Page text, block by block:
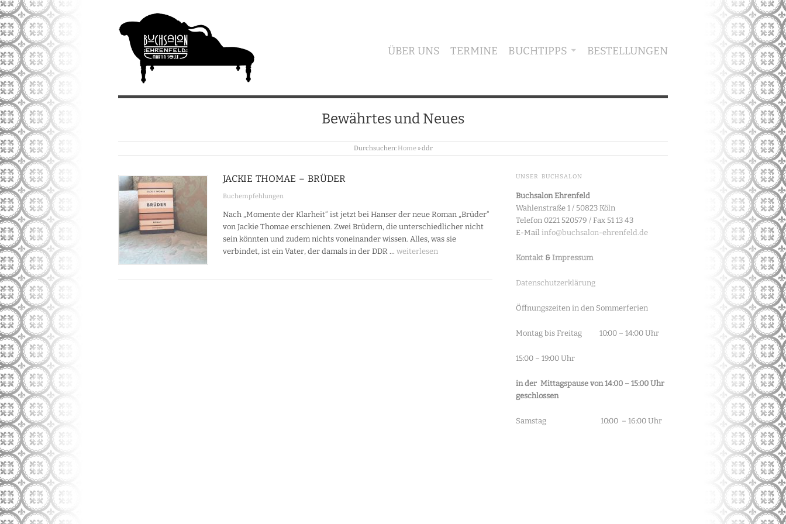
ÜBER UNS TERMINE BUCHTIPPS BESTELLUNGEN
Bewährtes und Neues
Durchsuchen: Home »ddr
JACKIE THOMAE – BRÜDER
Buchempfehlungen
Nach „Momente der Klarheit“ ist jetzt bei Hanser der neue Roman „Brüder“
von Jackie Thomae erschienen. Zwei Brüdern, die unterschiedlicher nicht
sein könnten und zudem nichts voneinander wissen. Alles, was sie
verbindet, ist ein Vater, der damals in der DDR … weiterlesen
UNSER BUCHSALON
Buchsalon Ehrenfeld
Wahlenstraße 1 / 50823 Köln
Telefon 0221 520579 / Fax 51 13 43
E-Mail info@buchsalon-ehrenfeld.de
Kontakt & Impressum
Datenschutzerklärung
Öffnungszeiten in den Sommerferien
Montag bis Freitag 10:00 – 14:00 Uhr
15:00 – 19:00 Uhr
in der Mittagspause von 14:00 – 15:00 Uhr
geschlossen
Samstag 10:00 – 16:00 Uhr